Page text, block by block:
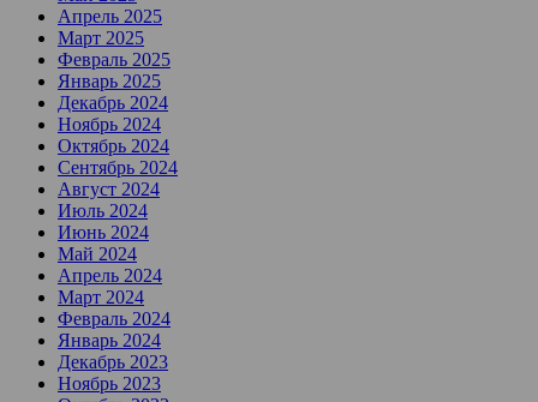
Апрель 2025
Март 2025
Февраль 2025
Январь 2025
Декабрь 2024
Ноябрь 2024
Октябрь 2024
Сентябрь 2024
Август 2024
Июль 2024
Июнь 2024
Май 2024
Апрель 2024
Март 2024
Февраль 2024
Январь 2024
Декабрь 2023
Ноябрь 2023